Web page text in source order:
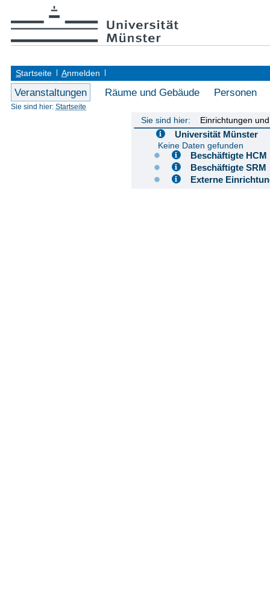
Startseite Anmelden
Veranstaltungen Räume und Gebäude Personen
Sie sind hier: Startseite
Sie sind hier: Einrichtungen
Universität Münster
Keine Daten gefunden
Beschäftigte
Beschäftigte
Externe